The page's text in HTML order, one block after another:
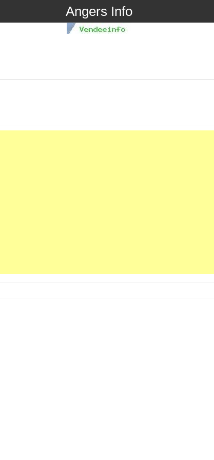
Angers Info